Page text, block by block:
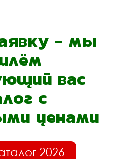
- мы
вас
с
ценами
2026